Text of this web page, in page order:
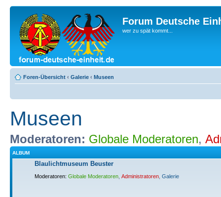
Forum Deutsche
wer zu spät kommt...
Foren-Übersicht ‹ Galerie ‹ Museen
Museen
Moderatoren: Globale Moderatoren,
ALBUM
Blaulichtmuseum Beuster
Moderatoren: Globale Moderatoren Administratoren Galerie